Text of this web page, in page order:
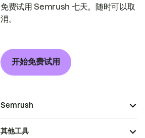
免费试用 Semrush 七天。随时可以取
消。
开始免费试用
Semrush
其他工具